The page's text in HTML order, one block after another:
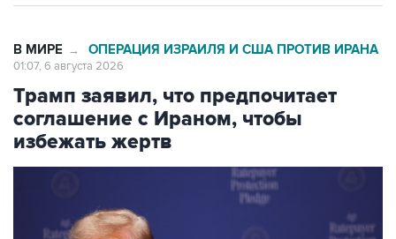
В МИРЕ → ОПЕРАЦИЯ ИЗРАИЛЯ И США ПРОТИВ ИРАНА
01:07, 6 августа 2026
Трамп заявил, что предпочитает
соглашение с Ираном, чтобы
избежать жертв